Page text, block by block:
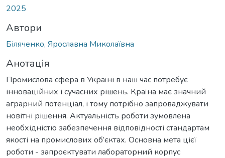
2025
Автори
Біляченко, Ярославна Миколаївна
Анотація
Промислова сфера в Україні в наш час потребує
інноваційних і сучасних рішень. Країна має значний
аграрний потенціал, і тому потрібно запроваджувати
новітні рішення. Актуальність роботи зумовлена
необхідністю забезпечення відповідності стандартам
якості на промислових об’єктах. Основна мета цієї
роботи - запроєктувати лабораторний корпус